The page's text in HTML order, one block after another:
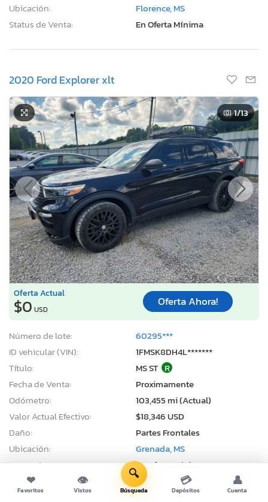
Ubicación:
Florence, MS
Status de Venta:
En Oferta Mínima
2020 Ford Explorer xlt
1/13
Oferta Actual
$0 USD
Oferta Ahora!
Número de lote:
60295***
ID vehicular (VIN):
1FMSK8DH4L*******
Título:
MS ST R
Fecha de Venta:
Proximamente
Odómetro:
103,455 mi (Actual)
Valor Actual Efectivo:
$18,346 USD
Daño:
Partes Frontales
Ubicación:
Grenada, MS
Status de Venta:
En Oferta Mínima
❤
Favoritos
👁
Vistos
🔍
Búsqueda
💳
Depósitos
👤
Cuenta